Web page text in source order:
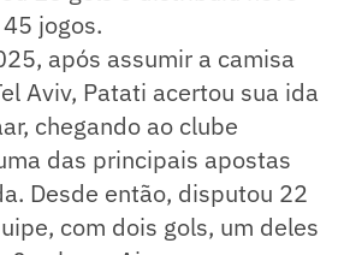
jogos.
após assumir a camisa
Aviv, Patati acertou sua ida
chegando ao clube
das principais apostas
Desde então, disputou 22
com dois gols, um deles